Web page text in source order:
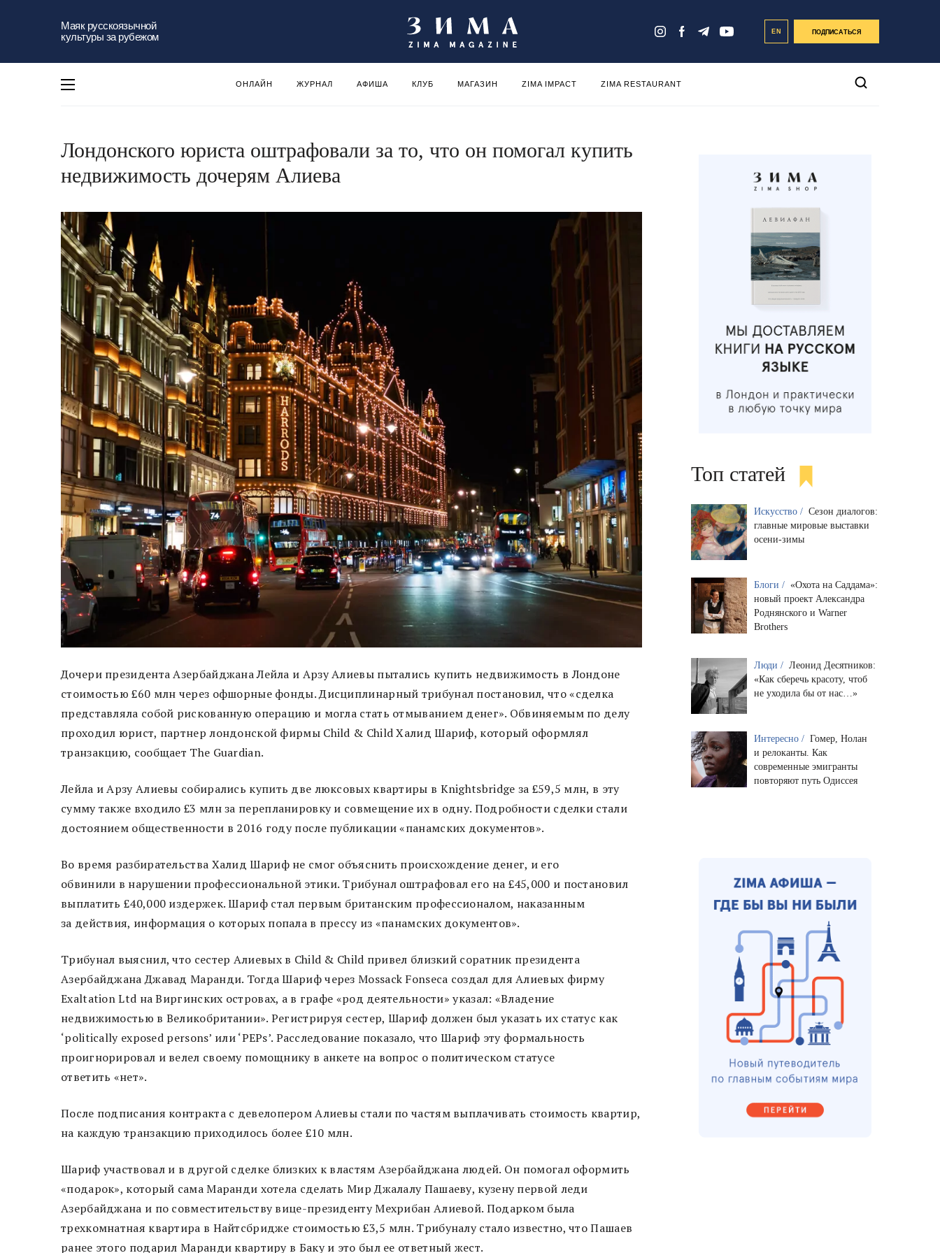
Маяк русскоязычной
культуры за рубежом
EN ПОДПИСАТЬСЯ
ОНЛАЙН ЖУРНАЛ АФИША КЛУБ МАГАЗИН ZIMA IMPACT ZIMA RESTAURANT
Лондонского юриста оштрафовали за то, что он помогал купить
недвижимость дочерям Алиева
Дочери президента Азербайджана Лейла и Арзу Алиевы пытались купить недвижимость в Лондоне
стоимостью £60 млн через офшорные фонды. Дисциплинарный трибунал постановил, что «сделка
представляла собой рискованную операцию и могла стать отмыванием денег». Обвиняемым по делу
проходил юрист, партнер лондонской фирмы Child & Child Халид Шариф, который оформлял
транзакцию, сообщает The Guardian.
Лейла и Арзу Алиевы собирались купить две люксовых квартиры в Knightsbridge за £59,5 млн, в эту
сумму также входило £3 млн за перепланировку и совмещение их в одну. Подробности сделки стали
достоянием общественности в 2016 году после публикации «панамских документов».
Во время разбирательства Халид Шариф не смог объяснить происхождение денег, и его
обвинили в нарушении профессиональной этики. Трибунал оштрафовал его на £45,000 и постановил
выплатить £40,000 издержек. Шариф стал первым британским профессионалом, наказанным
за действия, информация о которых попала в прессу из «панамских документов».
Трибунал выяснил, что сестер Алиевых в Child & Child привел близкий соратник президента
Азербайджана Джавад Маранди. Тогда Шариф через Mossack Fonseca создал для Алиевых фирму
Exaltation Ltd на Виргинских островах, а в графе «род деятельности» указал: «Владение
недвижимостью в Великобритании». Регистрируя сестер, Шариф должен был указать их статус как
‘politically exposed persons’ или ‘PEPs’. Расследование показало, что Шариф эту формальность
проигнорировал и велел своему помощнику в анкете на вопрос о политическом статусе
ответить «нет».
После подписания контракта с девелопером Алиевы стали по частям выплачивать стоимость квартир,
на каждую транзакцию приходилось более £10 млн.
Шариф участвовал и в другой сделке близких к властям Азербайджана людей. Он помогал оформить
«подарок», который сама Маранди хотела сделать Мир Джалалу Пашаеву, кузену первой леди
Азербайджана и по совместительству вице-президенту Мехрибан Алиевой. Подарком была
трехкомнатная квартира в Найтсбридже стоимостью £3,5 млн. Трибуналу стало известно, что Пашаев
ранее этого подарил Маранди квартиру в Баку и это был ее ответный жест.
Топ статей
Искусство / Сезон диалогов:
главные мировые выставки
осени-зимы
Блоги / «Охота на Саддама»:
новый проект Александра
Роднянского и Warner
Brothers
Люди / Леонид Десятников:
«Как сберечь красоту, чтоб
не уходила бы от нас…»
Интересно / Гомер, Нолан
и релоканты. Как
современные эмигранты
повторяют путь Одиссея